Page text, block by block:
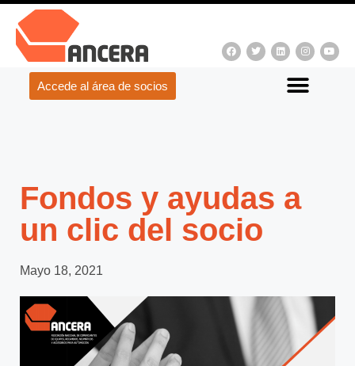
Accede al área de socios
Fondos y ayudas a
un clic del socio
Mayo 18, 2021